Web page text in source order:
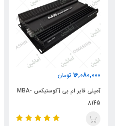
16,080,000 تومان
آمپلی فایر ام بی آکوستیکس MBA-
8145